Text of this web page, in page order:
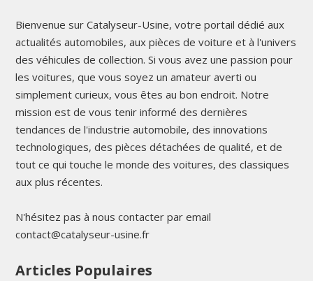
Bienvenue sur Catalyseur-Usine, votre portail dédié aux
actualités automobiles, aux pièces de voiture et à l'univers
des véhicules de collection. Si vous avez une passion pour
les voitures, que vous soyez un amateur averti ou
simplement curieux, vous êtes au bon endroit. Notre
mission est de vous tenir informé des dernières
tendances de l'industrie automobile, des innovations
technologiques, des pièces détachées de qualité, et de
tout ce qui touche le monde des voitures, des classiques
aux plus récentes.
N'hésitez pas à nous contacter par email
contact@catalyseur-usine.fr
Articles Populaires